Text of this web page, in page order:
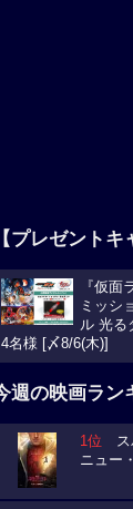
【プレゼントキ
『仮面
ミッシ
ル 光る
4名様 [〆8/6(木)]
週の映画ラン
1位 ス
ニュー